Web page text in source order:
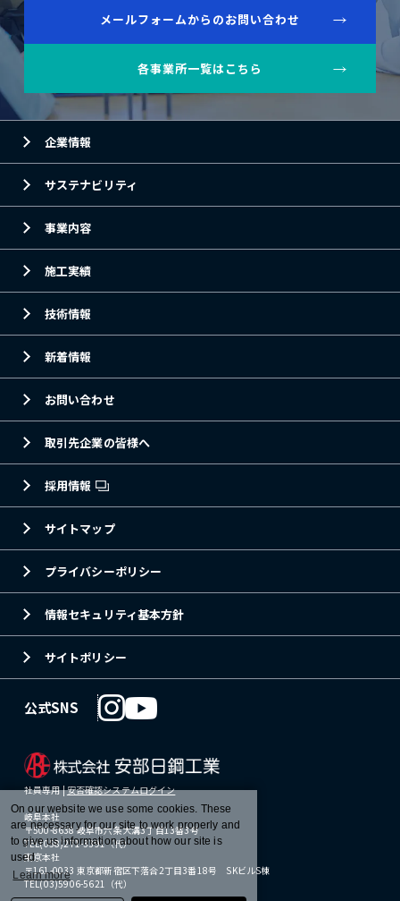
メールフォームからのお問い合わせ
各事業所一覧はこちら
企業情報
サステナビリティ
事業内容
施工実績
技術情報
新着情報
お問い合わせ
取引先企業の皆様へ
採用情報
サイトマップ
プライバシーポリシー
情報セキュリティ基本方針
サイトポリシー
公式SNS
社員専用 |安否確認システムログイン
岐阜本社
〒500-8638 岐阜市六条大溝3丁目13番3号
TEL(058)271-3391（代）
東京本社
〒161-0033 東京都新宿区下落合2丁目3番18号 SKビルS棟
TEL(03)5906-5621（代）
On our website we use some cookies. These
are necessary for our site to work properly and
to give us information about how our site is
used.
Learn more